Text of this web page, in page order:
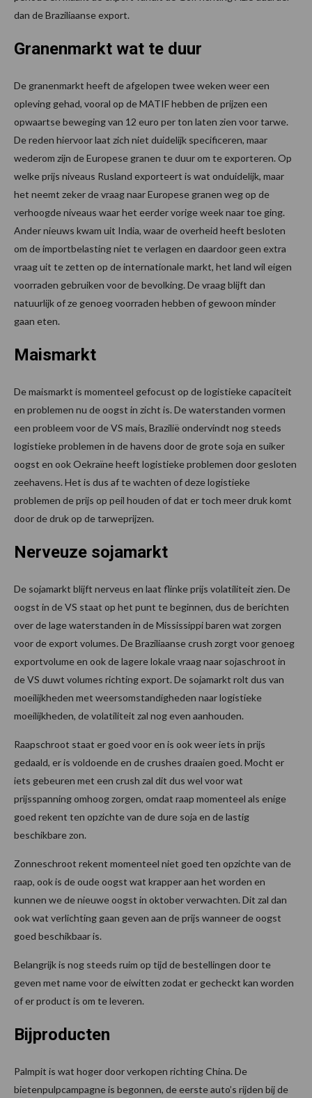
dan de Braziliaanse export.
Granenmarkt wat te duur
De granenmarkt heeft de afgelopen twee weken weer een
opleving gehad, vooral op de MATIF hebben de prijzen een
opwaartse beweging van 12 euro per ton laten zien voor tarwe.
De reden hiervoor laat zich niet duidelijk specificeren, maar
wederom zijn de Europese granen te duur om te exporteren. Op
welke prijs niveaus Rusland exporteert is wat onduidelijk, maar
het neemt zeker de vraag naar Europese granen weg op de
verhoogde niveaus waar het eerder vorige week naar toe ging.
Ander nieuws kwam uit India, waar de overheid heeft besloten
om de importbelasting niet te verlagen en daardoor geen extra
vraag uit te zetten op de internationale markt, het land wil eigen
voorraden gebruiken voor de bevolking. De vraag blijft dan
natuurlijk of ze genoeg voorraden hebben of gewoon minder
gaan eten.
Maismarkt
De maismarkt is momenteel gefocust op de logistieke capaciteit
en problemen nu de oogst in zicht is. De waterstanden vormen
een probleem voor de VS mais, Brazilië ondervindt nog steeds
logistieke problemen in de havens door de grote soja en suiker
oogst en ook Oekraïne heeft logistieke problemen door gesloten
zeehavens. Het is dus af te wachten of deze logistieke
problemen de prijs op peil houden of dat er toch meer druk komt
door de druk op de tarweprijzen.
Nerveuze sojamarkt
De sojamarkt blijft nerveus en laat flinke prijs volatiliteit zien. De
oogst in de VS staat op het punt te beginnen, dus de berichten
over de lage waterstanden in de Mississippi baren wat zorgen
voor de export volumes. De Braziliaanse crush zorgt voor genoeg
exportvolume en ook de lagere lokale vraag naar sojaschroot in
de VS duwt volumes richting export. De sojamarkt rolt dus van
moeilijkheden met weersomstandigheden naar logistieke
moeilijkheden, de volatiliteit zal nog even aanhouden.
Raapschroot staat er goed voor en is ook weer iets in prijs
gedaald, er is voldoende en de crushes draaien goed. Mocht er
iets gebeuren met een crush zal dit dus wel voor wat
prijsspanning omhoog zorgen, omdat raap momenteel als enige
goed rekent ten opzichte van de dure soja en de lastig
beschikbare zon.
Zonneschroot rekent momenteel niet goed ten opzichte van de
raap, ook is de oude oogst wat krapper aan het worden en
kunnen we de nieuwe oogst in oktober verwachten. Dit zal dan
ook wat verlichting gaan geven aan de prijs wanneer de oogst
goed beschikbaar is.
Belangrijk is nog steeds ruim op tijd de bestellingen door te
geven met name voor de eiwitten zodat er gecheckt kan worden
of er product is om te leveren.
Bijproducten
Palmpit is wat hoger door verkopen richting China. De
bietenpulpcampagne is begonnen, de eerste auto’s rijden bij de